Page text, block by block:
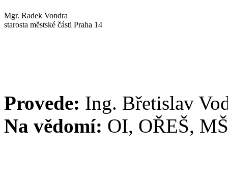
Mgr. Radek Vondra
starosta městské části Praha 14
Provede: Ing. Břetislav
Na vědomí: OI, OŘEŠ,